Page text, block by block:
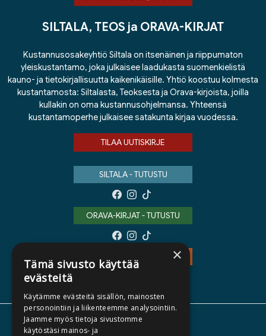
SILTALA, TEOS ja ORAVA-KIRJAT
Kustannusosakeyhtiö Siltala on itsenäinen ja riippumaton
yleiskustantamo, joka julkaisee laadukasta suomenkielistä
kauno- ja tietokirjallisuutta kaikenikäisille. Yhtiö koostuu kolmesta
kustantamosta: Siltalasta, Teoksesta ja Orava-kirjoista, joilla
kullakin on oma kustannusohjelmansa. Yhteensä
kustantamoperhe julkaisee satakunta kirjaa vuodessa.
TILAA UUTISKIRJE
SILTALA - TUTUSTU
ORAVA-KIRJAT - TUTUSTU
TIETOA MEISTÄ
×
Tämä sivusto käyttää
evästeitä
Käytämme evästeitä sisällön, mainosten
personointiin ja liikenteemme analysointiin.
Jaamme myös tietoja sivustomme
käytöstäsi mainos- ja